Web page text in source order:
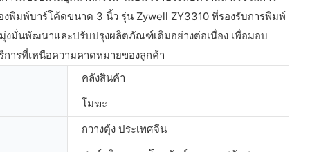
พิมพ์บาร์โค้ดขนาด 3 นิ้ว รุ่น Zywell ZY3310 ที่รองรับการพิมพ์
มั่นพัฒนาและปรับปรุงผลิตภัณฑ์เดิมอย่างต่อเนื่อง เพื่อมอบ
ารที่เหนือความคาดหมายของลูกค้า
คลังสินค้า
โมฆะ
กวางตุ้ง ประเทศจีน